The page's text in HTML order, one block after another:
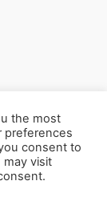
the most
preferences
consent to
may visit